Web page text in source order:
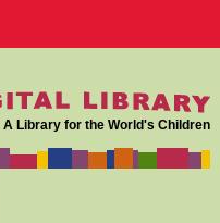
A Library for the World's Children